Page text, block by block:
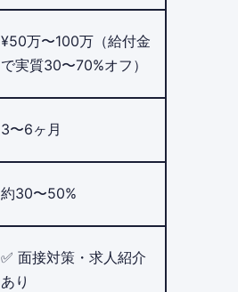
¥50万〜100万（給付金
で実質30〜70%オフ）
3〜6ヶ月
約30〜50%
✅ 面接対策・求人紹介
あり